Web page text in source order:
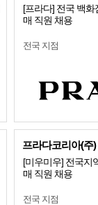
[프라다] 전국 백
매 직원 채용
전국 지점
프라다코리아(주)
[미우미우] 전국지
매 직원 채용
전국 지점